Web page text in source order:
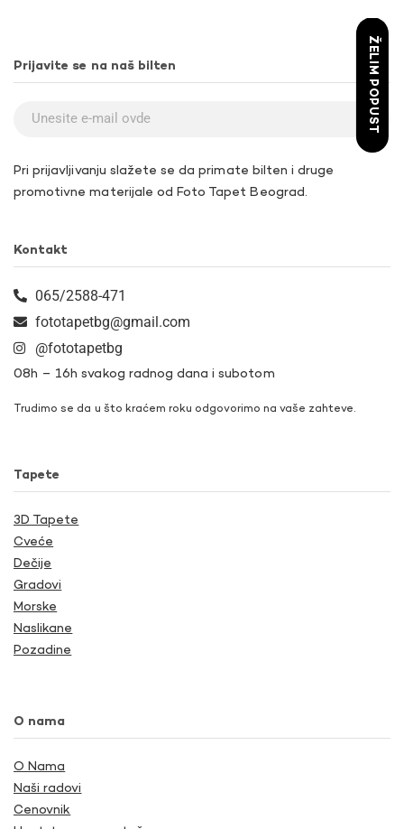
Prijavite se na naš bilten
Pri prijavljivanju slažete se da primate bilten i druge
promotivne materijale od Foto Tapet Beograd.
Kontakt
065/2588-471
fototapetbg@gmail.com
@fototapetbg
08h – 16h svakog radnog dana i subotom
Trudimo se da u što kraćem roku odgovorimo na vaše zahteve.
Tapete
3D Tapete
Cveće
Dečije
Gradovi
Morske
Naslikane
Pozadine
O nama
O Nama
Naši radovi
Cenovnik
ŽELIM POPUST